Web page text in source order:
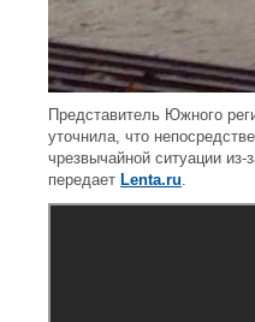
Представитель Южного
уточнила, что
чрезвычайной ситуации
передает Lenta.ru.